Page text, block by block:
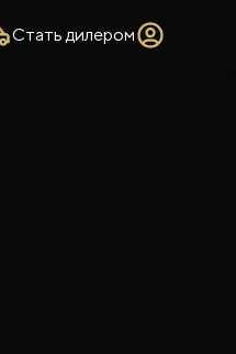
Стать дилером